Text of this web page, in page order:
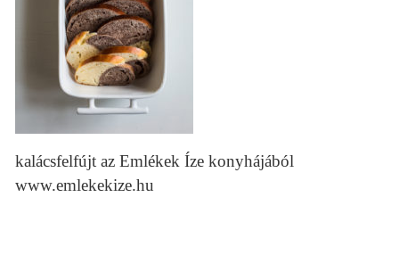
kalácsfelfújt az Emlékek Íze konyhájából
www.emlekekize.hu